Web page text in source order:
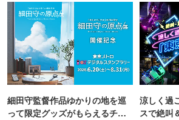
細田守監督作品ゆかりの地を巡
って限定グッズがもらえるチャ
涼しく過
スで絶叫